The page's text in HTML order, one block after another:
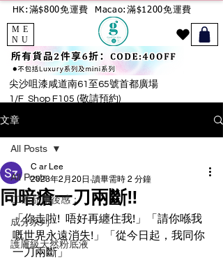
HK:滿$800免運費 Macao:滿$1200免運費
ME
NU
尖沙咀漆咸道南61至65號首都廣場
1/F Shop F105 (敬請預約)
文章
All Posts
🙋‍♀️產品用後感：
成分系列
護膚級天然粉底液
All Posts
同暗瘡一刀兩斷‼️
C ar Lee
2023年2月20日 讀畢需時 2 分鐘
「你走啦!  唔好再纏住我!」「請你喺我
嘅世界永遠消失!」「從今日起，我同你
一刀兩斷」